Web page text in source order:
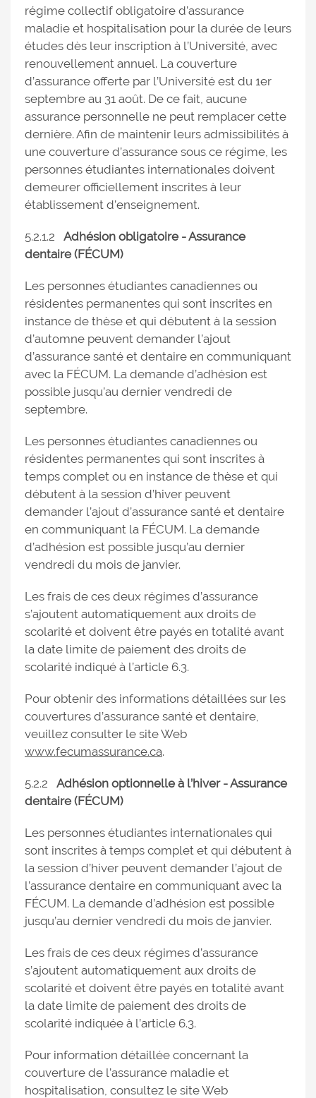
régime collectif obligatoire d’assurance
maladie et hospitalisation pour la durée de leurs
études dès leur inscription à l’Université, avec
renouvellement annuel. La couverture
d’assurance offerte par l’Université est du 1er
septembre au 31 août. De ce fait, aucune
assurance personnelle ne peut remplacer cette
dernière. Afin de maintenir leurs admissibilités à
une couverture d’assurance sous ce régime, les
personnes étudiantes internationales doivent
demeurer officiellement inscrites à leur
établissement d’enseignement.
5.2.1.2 Adhésion obligatoire - Assurance
dentaire (FÉCUM)
Les personnes étudiantes canadiennes ou
résidentes permanentes qui sont inscrites en
instance de thèse et qui débutent à la session
d’automne peuvent demander l’ajout
d’assurance santé et dentaire en communiquant
avec la FÉCUM. La demande d’adhésion est
possible jusqu’au dernier vendredi de
septembre.
Les personnes étudiantes canadiennes ou
résidentes permanentes qui sont inscrites à
temps complet ou en instance de thèse et qui
débutent à la session d’hiver peuvent
demander l’ajout d’assurance santé et dentaire
en communiquant la FÉCUM. La demande
d’adhésion est possible jusqu’au dernier
vendredi du mois de janvier.
Les frais de ces deux régimes d’assurance
s’ajoutent automatiquement aux droits de
scolarité et doivent être payés en totalité avant
la date limite de paiement des droits de
scolarité indiqué à l’article 6.3.
Pour obtenir des informations détaillées sur les
couvertures d’assurance santé et dentaire,
veuillez consulter le site Web
www.fecumassurance.ca.
5.2.2 Adhésion optionnelle à l’hiver - Assurance
dentaire (FÉCUM)
Les personnes étudiantes internationales qui
sont inscrites à temps complet et qui débutent à
la session d’hiver peuvent demander l’ajout de
l’assurance dentaire en communiquant avec la
FÉCUM. La demande d’adhésion est possible
jusqu’au dernier vendredi du mois de janvier.
Les frais de ces deux régimes d’assurance
s’ajoutent automatiquement aux droits de
scolarité et doivent être payés en totalité avant
la date limite de paiement des droits de
scolarité indiquée à l’article 6.3.
Pour information détaillée concernant la
couverture de l’assurance maladie et
hospitalisation, consultez le site Web